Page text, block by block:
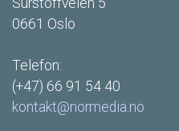
Surstoffveien 5
0661 Oslo
Telefon:
(+47) 66 91 54 40
kontakt@normedia.no